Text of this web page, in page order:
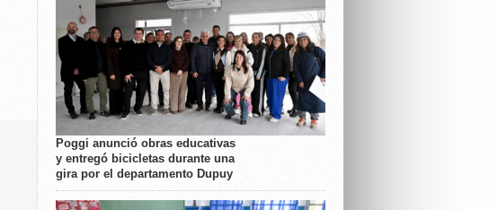
Poggi anunció obras educativas
y entregó bicicletas durante una
gira por el departamento Dupuy